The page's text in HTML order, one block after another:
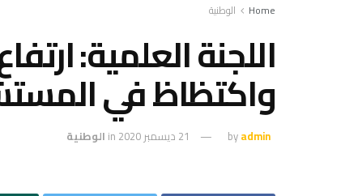
Home الوطنية
اللجنة العلمية:
واكتظاظ في
byadmin 21 ديسمبر 2020 in الوطنية